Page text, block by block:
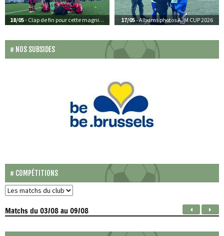
18/05- Clap de fin pour cette magnifique édition de l’AJM CUP 2026 17/05- Albums photos AJM CUP 2026
NOS SUBSIDES
COMPÉTITIONS
Matchsdu 03/08 au 09/08